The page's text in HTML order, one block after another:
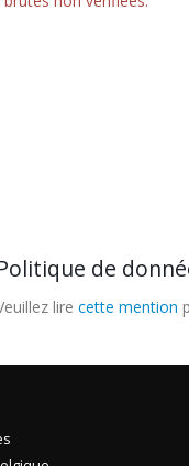
de
lire cette mention